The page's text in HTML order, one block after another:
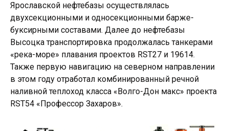
Ярославской нефтебазы осуществлялась
двухсекционными и односекционными барже-
буксирными составами. Далее до нефтебазы
Высоцка транспортировка продолжалась танкерами
«река-море» плавания проектов RST27 и 19614.
Также первую навигацию на северном направлении
в этом году отработал комбинированный речной
наливной теплоход класса «Волго-Дон макс» проекта
RST54 «Профессор Захаров».